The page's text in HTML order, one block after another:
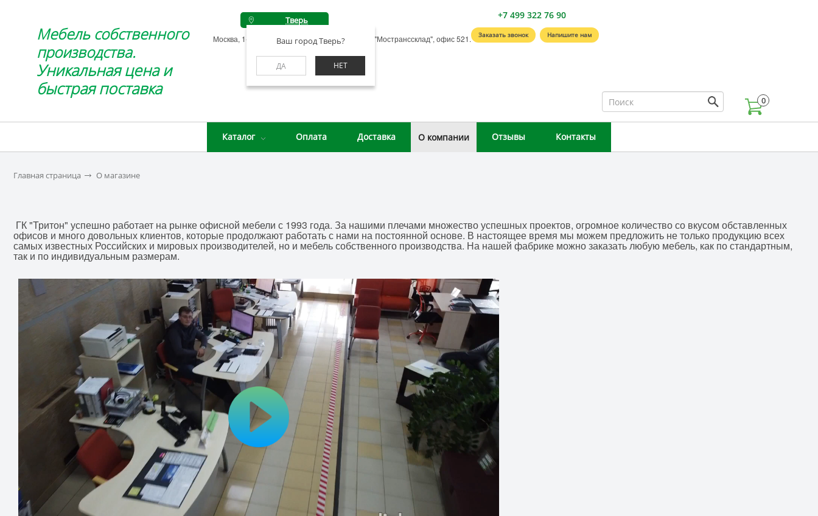
Мебель собственного
производства.
Уникальная цена и
быстрая поставка
Тверь
Ваш город Тверь?
ДА НЕТ
Москва, 1-й Вязовский проезд, д.4, корп. 1, БЦ "Мостранссклад", офис 521.
+7 499 322 76 90
Заказать звонок Напишите нам
0
Каталог Оплата Доставка О компании Отзывы Контакты
Главная страница О магазине
ГК "Тритон" успешно работает на рынке офисной мебели с 1993 года. За нашими плечами множество успешных проектов, огромное количество со вкусом обставленных
офисов и много довольных клиентов, которые продолжают работать с нами на постоянной основе. В настоящее время мы можем предложить не только продукцию всех
самых известных Российских и мировых производителей, но и мебель собственного производства. На нашей фабрике можно заказать любую мебель, как по стандартным,
так и по индивидуальным размерам.